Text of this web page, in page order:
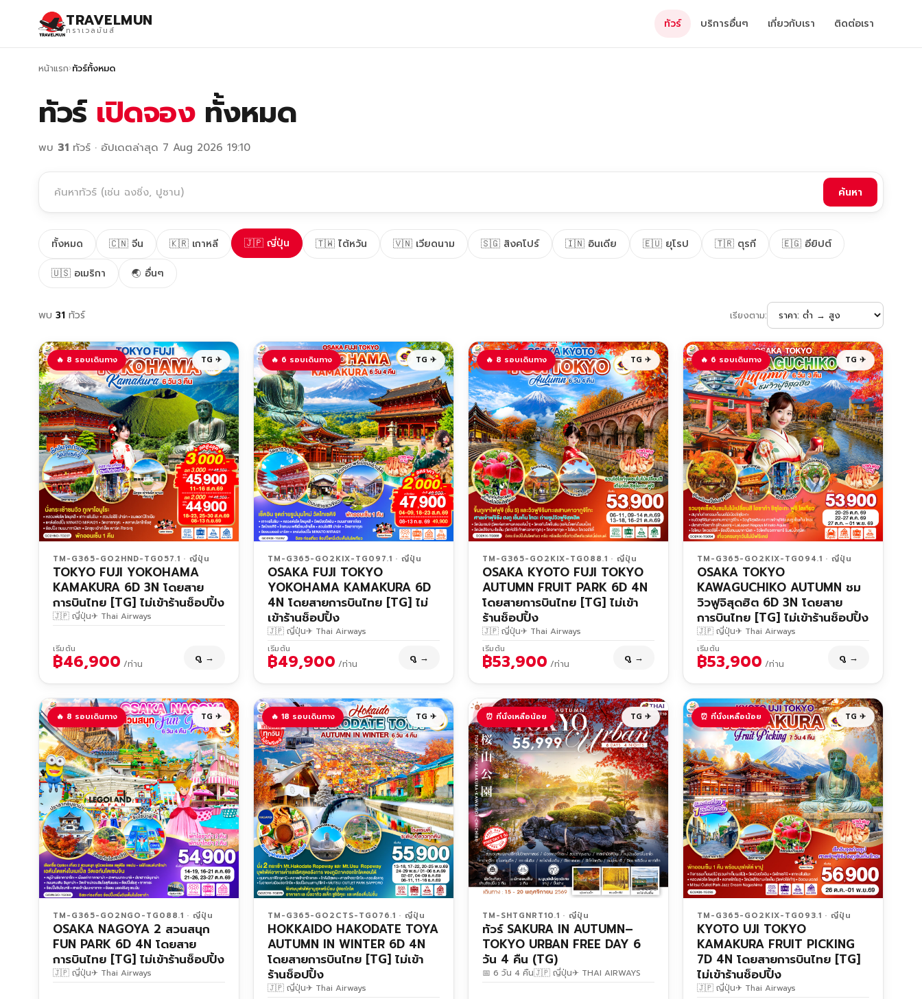
TRAVELMUN
ทราเวลมันส์ ทัวร์ บริการอื่นๆ เกี่ยวกับเรา ติดต่อเรา
หน้าแรก›ทัวร์ทั้งหมด
ทัวร์ เปิดจองทั้งหมด
พบ 31 ทัวร์ · อัปเดตล่าสุด 7 Aug 2026 19:10
ค้นหา
ทั้งหมด 🇨🇳 จีน 🇰🇷 เกาหลี 🇯🇵 ญี่ปุ่น 🇹🇼 ไต้หวัน 🇻🇳 เวียดนาม 🇸🇬 สิงคโปร์ 🇮🇳 อินเดีย 🇪🇺 ยุโรป 🇹🇷 ตุรกี 🇪🇬 อียิปต์
🇺🇸 อเมริกา 🌏 อื่นๆ
พบ 31 ทัวร์ เรียงตาม:
🔥 8 รอบเดินทาง TG ✈
TM-G365-GO2HND-TG057.1 · ญี่ปุ่น
TOKYO FUJI YOKOHAMA
KAMAKURA 6D 3N โดยสาย
การบินไทย [TG] ไม่เข้าร้านช็อปปิ้ง
🇯🇵 ญี่ปุ่น✈ Thai Airways
เริ่มต้น
฿46,900 /ท่าน ดู →
🔥 6 รอบเดินทาง TG ✈
TM-G365-GO2KIX-TG097.1 · ญี่ปุ่น
OSAKA FUJI TOKYO
YOKOHAMA KAMAKURA 6D
4N โดยสายการบินไทย [TG] ไม่
เข้าร้านช็อปปิ้ง
🇯🇵 ญี่ปุ่น✈ Thai Airways
เริ่มต้น
฿49,900 /ท่าน ดู →
🔥 8 รอบเดินทาง TG ✈
TM-G365-GO2KIX-TG088.1 · ญี่ปุ่น
OSAKA KYOTO FUJI TOKYO
AUTUMN FRUIT PARK 6D 4N
โดยสายการบินไทย [TG] ไม่เข้า
ร้านช็อปปิ้ง
🇯🇵 ญี่ปุ่น✈ Thai Airways
เริ่มต้น
฿53,900 /ท่าน ดู →
🔥 6 รอบเดินทาง TG ✈
TM-G365-GO2KIX-TG094.1 · ญี่ปุ่น
OSAKA TOKYO
KAWAGUCHIKO AUTUMN ชม
วิวฟูจิสุดฮิต 6D 3N โดยสาย
การบินไทย [TG] ไม่เข้าร้านช็อปปิ้ง
🇯🇵 ญี่ปุ่น✈ Thai Airways
เริ่มต้น
฿53,900 /ท่าน ดู →
🔥 8 รอบเดินทาง TG ✈
TM-G365-GO2NGO-TG088.1 · ญี่ปุ่น
OSAKA NAGOYA 2 สวนสนุก
FUN PARK 6D 4N โดยสาย
การบินไทย [TG] ไม่เข้าร้านช็อปปิ้ง
🇯🇵 ญี่ปุ่น✈ Thai Airways
🔥 18 รอบเดินทาง TG ✈
TM-G365-GO2CTS-TG076.1 · ญี่ปุ่น
HOKKAIDO HAKODATE TOYA
AUTUMN IN WINTER 6D 4N
โดยสายการบินไทย [TG] ไม่เข้า
ร้านช็อปปิ้ง
🇯🇵 ญี่ปุ่น✈ Thai Airways
⏰ ที่นั่งเหลือน้อย TG ✈
TM-SHTGNRT10.1 · ญี่ปุ่น
ทัวร์ SAKURA IN AUTUMN–
TOKYO URBAN FREE DAY 6
วัน 4 คืน (TG)
📅 6 วัน 4 คืน🇯🇵 ญี่ปุ่น✈ THAI AIRWAYS
⏰ ที่นั่งเหลือน้อย TG ✈
TM-G365-GO2KIX-TG093.1 · ญี่ปุ่น
KYOTO UJI TOKYO
KAMAKURA FRUIT PICKING
7D 4N โดยสายการบินไทย [TG]
ไม่เข้าร้านช็อปปิ้ง
🇯🇵 ญี่ปุ่น✈ Thai Airways